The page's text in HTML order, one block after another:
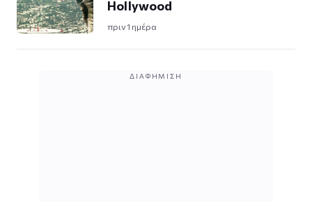
Hollywood
πριν 1 ημέρα
ΔΙΑΦΉΜΙΣΗ